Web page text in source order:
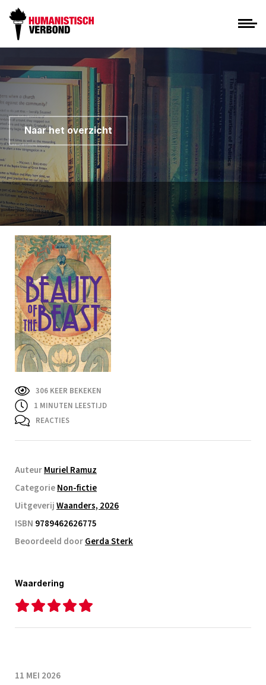
Naar het overzicht
306 KEER BEKEKEN
1 MINUTEN LEESTIJD
REACTIES
AuteurMuriel Ramuz
CategorieNon-fictie
UitgeverijWaanders, 2026
ISBN 9789462626775
Beoordeeld doorGerda Sterk
Waardering
11 MEI 2026